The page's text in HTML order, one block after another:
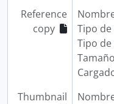
Reference
copy
Tipo
Tipo
Thumbnail